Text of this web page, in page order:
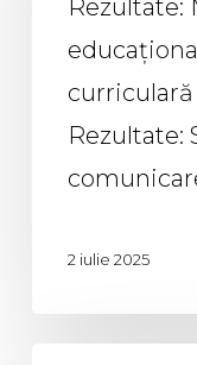
Rezultate:
curriculară
Rezultate:
2 iulie 2025